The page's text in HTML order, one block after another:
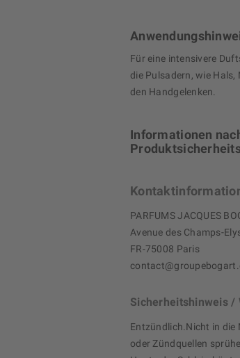
Für eine intensivere
die Pulsadern, wie
den Handgelenken.
Informationen
PARFUMS JACQUES
Avenue des Champs-
FR-75008 Paris
Sicherheitshinweis /
Entzündlich.Nicht in die
oder Zündquellen